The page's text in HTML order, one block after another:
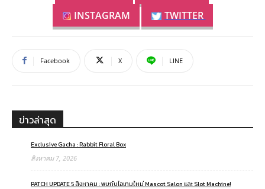
INSTAGRAM
TWITTER
Facebook X LINE
ข่าวล่าสุด
Exclusive Gacha : Rabbit Floral Box
สิงหาคม 7, 2026
PATCH UPDATE 5 สิงหาคม : พบกับไอเทมใหม่ Mascot Salon และ Slot Machine!